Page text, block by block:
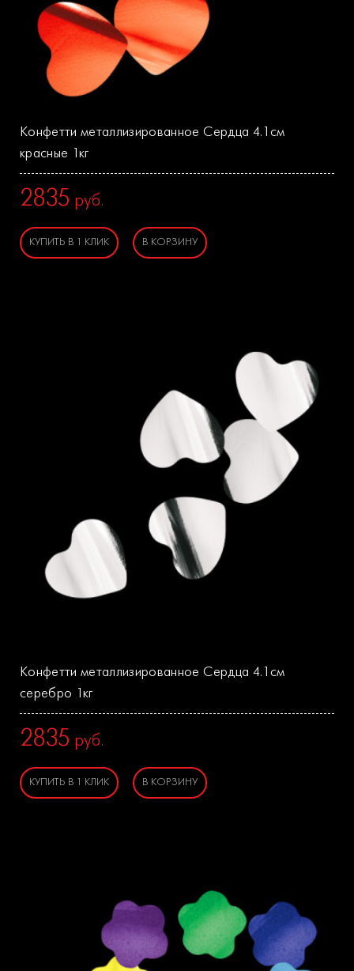
Конфетти металлизированное Сердца 4.1см
красные 1кг
2835 руб.
КУПИТЬ В 1 КЛИК В КОРЗИНУ
Конфетти металлизированное Сердца 4.1см
серебро 1кг
2835 руб.
КУПИТЬ В 1 КЛИК В КОРЗИНУ